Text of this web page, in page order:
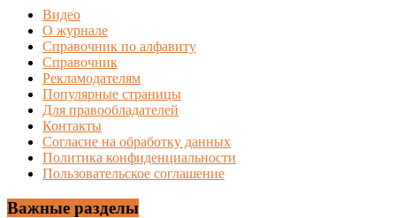
Видео
О журнале
Справочник по алфавиту
Справочник
Рекламодателям
Популярные страницы
Для правообладателей
Контакты
Согласие на обработку данных
Политика конфиденциальности
Пользовательское соглашение
Важные разделы